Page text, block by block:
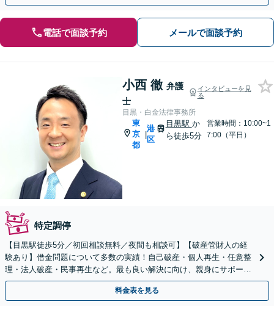
電話で面談予約 メールで面談予約
小西 徹 弁護
士
インタビューを見
る
目黒・白金法律事務所
東
京
都
|
港
区
目黒駅 か
ら徒歩5分
営業時間：10:00~1
7:00（平日）
特定調停
【目黒駅徒歩5分／初回相談無料／夜間も相談可】【破産管財人の経
験あり】借金問題について多数の実績！自己破産・個人再生・任意整
理・法人破産・民事再生など。最も良い解決に向け、親身にサポート
いたします！【弁護士歴15年以上】
料金表を見る